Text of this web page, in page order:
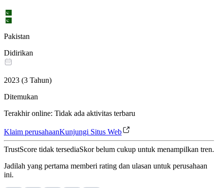
Pakistan
Didirikan
2023 (3 Tahun)
Ditemukan
Terakhir online: Tidak ada aktivitas terbaru
Klaim perusahaanKunjungi Situs Web
TrustScore tidak tersediaSkor belum cukup untuk menampilkan tren.
Jadilah yang pertama memberi rating dan ulasan untuk perusahaan
ini.